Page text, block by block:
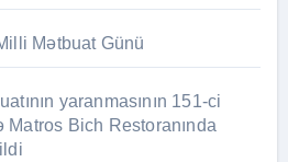
Mətbuat Günü
yaranmasının 151-ci
Bich Restoranında